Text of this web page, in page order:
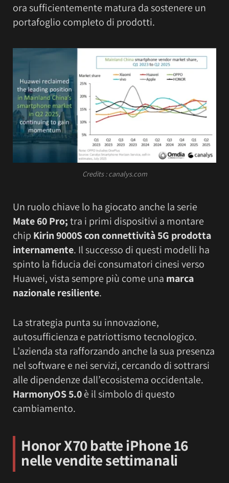
ora sufficientemente matura da sostenere un
portafoglio completo di prodotti.
Credits : canalys.com
Un ruolo chiave lo ha giocato anche la serie
Mate 60 Pro;tra i primi dispositivi a montare
chip Kirin 9000S con connettività 5G prodotta
internamente. Il successo di questi modelli ha
spinto la fiducia dei consumatori cinesi verso
Huawei, vista sempre più come una marca
nazionale resiliente.
La strategia punta su innovazione,
autosufficienza e patriottismo tecnologico.
L’azienda sta rafforzando anche la sua presenza
nel software e nei servizi, cercando di sottrarsi
alle dipendenze dall’ecosistema occidentale.
HarmonyOS 5.0è il simbolo di questo
cambiamento.
Honor X70 batte iPhone 16
nelle vendite settimanali